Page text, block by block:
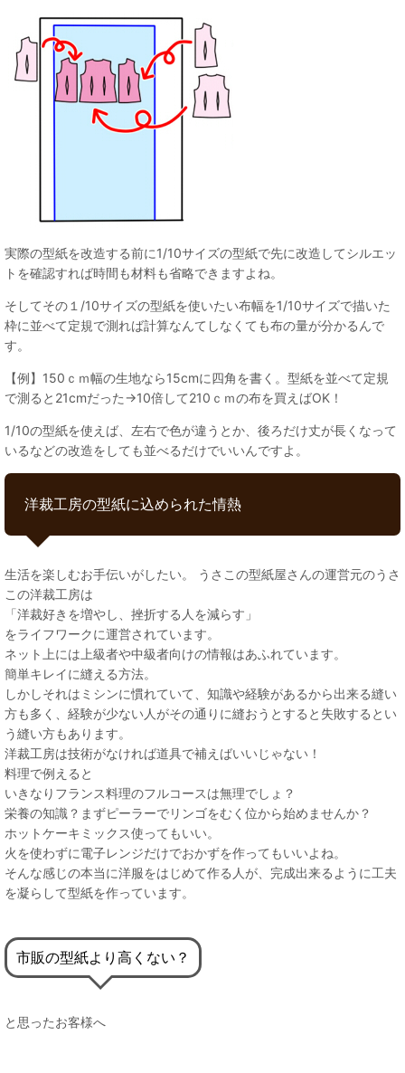
実際の型紙を改造する前に1/10サイズの型紙で先に改造してシルエッ
トを確認すれば時間も材料も省略できますよね。
そしてその１/10サイズの型紙を使いたい布幅を1/10サイズで描いた
枠に並べて定規で測れば計算なんてしなくても布の量が分かるんで
す。
【例】150ｃｍ幅の生地なら15cmに四角を書く。型紙を並べて定規
で測ると21cmだった→10倍して210ｃｍの布を買えばOK！
1/10の型紙を使えば、左右で色が違うとか、後ろだけ丈が長くなって
いるなどの改造をしても並べるだけでいいんですよ。
洋裁工房の型紙に込められた情熱
生活を楽しむお手伝いがしたい。 うさこの型紙屋さんの運営元のうさ
この洋裁工房は
「洋裁好きを増やし、挫折する人を減らす」
をライフワークに運営されています。
ネット上には上級者や中級者向けの情報はあふれています。
簡単キレイに縫える方法。
しかしそれはミシンに慣れていて、知識や経験があるから出来る縫い
方も多く、経験が少ない人がその通りに縫おうとすると失敗するとい
う縫い方もあります。
洋裁工房は技術がなければ道具で補えばいいじゃない！
料理で例えると
いきなりフランス料理のフルコースは無理でしょ？
栄養の知識？まずピーラーでリンゴをむく位から始めませんか？
ホットケーキミックス使ってもいい。
火を使わずに電子レンジだけでおかずを作ってもいいよね。
そんな感じの本当に洋服をはじめて作る人が、完成出来るように工夫
を凝らして型紙を作っています。
市販の型紙より高くない？
と思ったお客様へ